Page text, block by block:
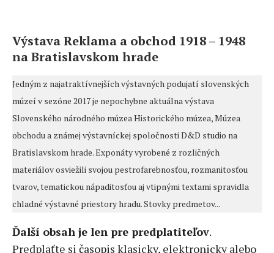
Výstava Reklama a obchod 1918 – 1948
na Bratislavskom hrade
Jedným z najatraktívnejších výstavných podujatí slovenských
múzeí v sezóne 2017 je nepochybne aktuálna výstava
Slovenského národného múzea Historického múzea, Múzea
obchodu a známej výstavníckej spoločnosti D&D studio na
Bratislavskom hrade. Exponáty vyrobené z rozličných
materiálov osviežili svojou pestrofarebnosťou, rozmanitosťou
tvarov, tematickou nápaditosťou aj vtipnými textami spravidla
chladné výstavné priestory hradu. Stovky predmetov...
Ďalší obsah je len pre predplatiteľov.
Predplaťte si časopis klasicky, elektronicky alebo